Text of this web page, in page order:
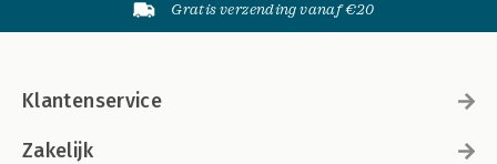
Gratis verzending vanaf €20
Klantenservice
Zakelijk